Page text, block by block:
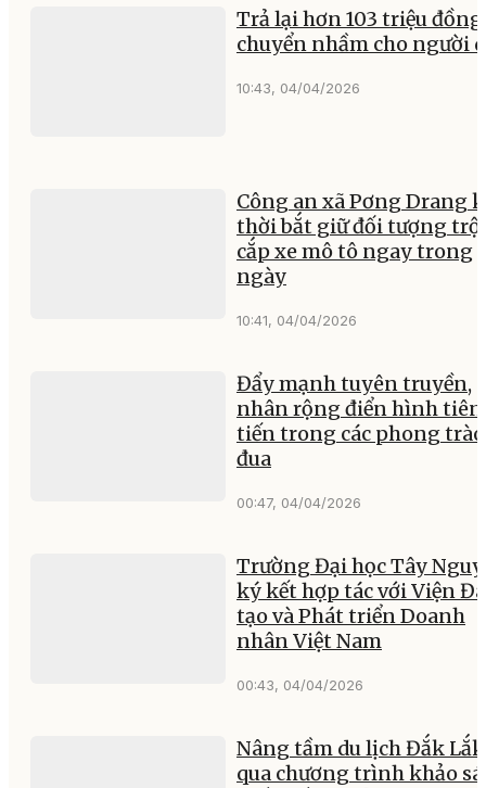
Trả lại hơn 103 triệu đồng
chuyển nhầm cho người
10:43, 04/04/2026
Công an xã Pơng Drang
thời bắt giữ đối tượng
cắp xe mô tô ngay trong
ngày
10:41, 04/04/2026
Đẩy mạnh tuyên truyền,
nhân rộng điển hình tiên
tiến trong các phong
đua
00:47, 04/04/2026
Trường Đại học Tây
ký kết hợp tác với Viện
tạo và Phát triển Doanh
nhân Việt Nam
00:43, 04/04/2026
Nâng tầm du lịch Đắk Lắk
qua chương trình khảo